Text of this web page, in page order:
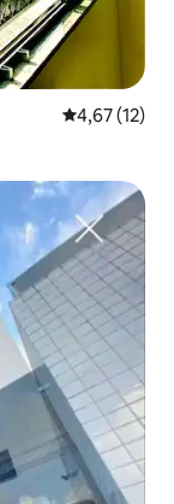
Средна
4,67 (12)